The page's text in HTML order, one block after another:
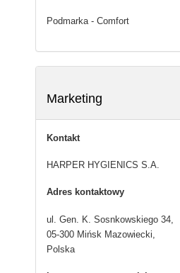
Podmarka - Comfort
Marketing
Kontakt
HARPER HYGIENICS S.A.
Adres kontaktowy
ul. Gen. K. Sosnkowskiego 34,
05-300 Mińsk Mazowiecki,
Polska